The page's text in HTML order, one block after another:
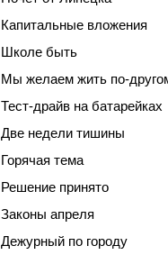
Капитальные вложения
Школе быть
Мы желаем жить по-
Тест-драйв на батарейках
Две недели тишины
Горячая тема
Решение принято
Законы апреля
Дежурный по городу